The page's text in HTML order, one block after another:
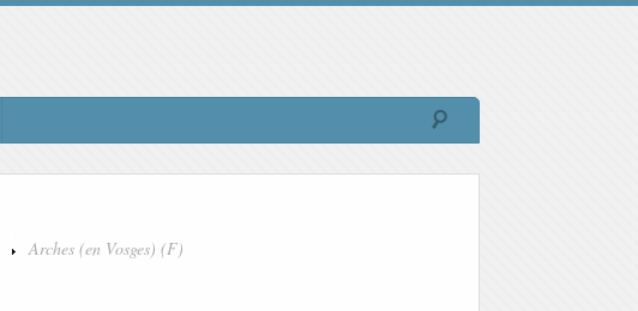
Arches (en Vosges) (F)